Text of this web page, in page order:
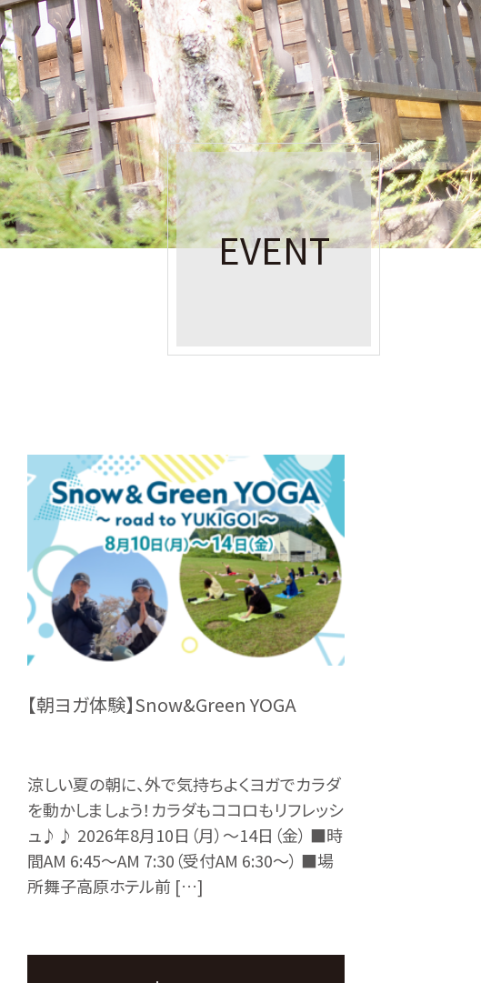
EVENT
【朝ヨガ体験】Snow&Green YOGA
涼しい夏の朝に、外で気持ちよくヨガでカラダ
を動かしましょう！カラダもココロもリフレッシ
ュ♪♪ 2026年8月10日（月）～14日（金） ■時
間AM 6:45～AM 7:30（受付AM 6:30～） ■場
所舞子高原ホテル前 […]